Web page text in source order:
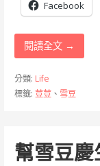
Facebook
閱讀全文 →
分類: Life
標籤: 荳荳、 雪豆
幫雪豆慶